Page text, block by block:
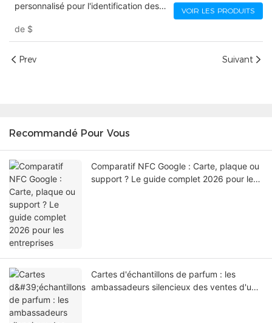
personnalisé pour l'identification des
de $
VOIR LES PRODUITS
Prev Suivant
Recommandé Pour Vous
Comparatif NFC Google : Carte, plaque ou
support ? Le guide complet 2026 pour les
Cartes d'échantillons de parfum : les
ambassadeurs silencieux des ventes d'une